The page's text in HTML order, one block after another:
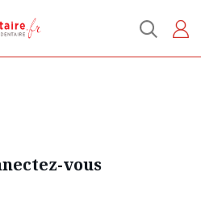
vous